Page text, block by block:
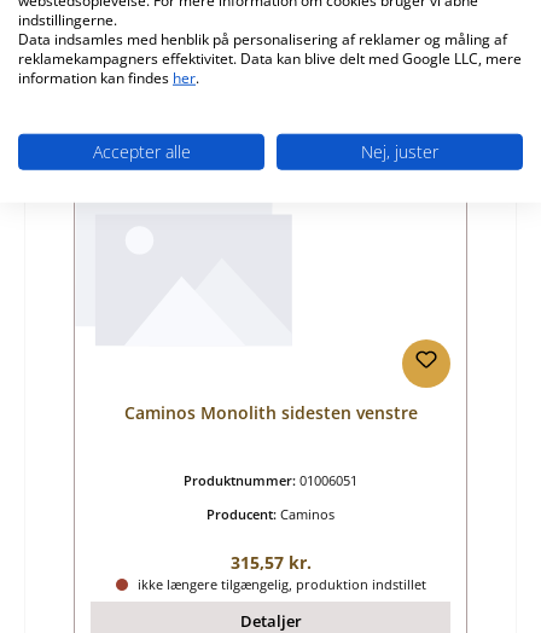
Almindelig pris:
378,73 kr.
ikke længere tilgængelig, produktion indstillet
Detaljer
Udsolgt
Caminos Monolith sidesten venstre
Produktnummer: 01006051
Producent: Caminos
Almindelig pris:
315,57 kr.
ikke længere tilgængelig, produktion indstillet
Detaljer
indstillingerne.
Data indsamles med henblik på personalisering af reklamer og måling af
reklamekampagners effektivitet. Data kan blive delt med Google LLC, mere
information kan findes her.
Accepter alle Nej, juster